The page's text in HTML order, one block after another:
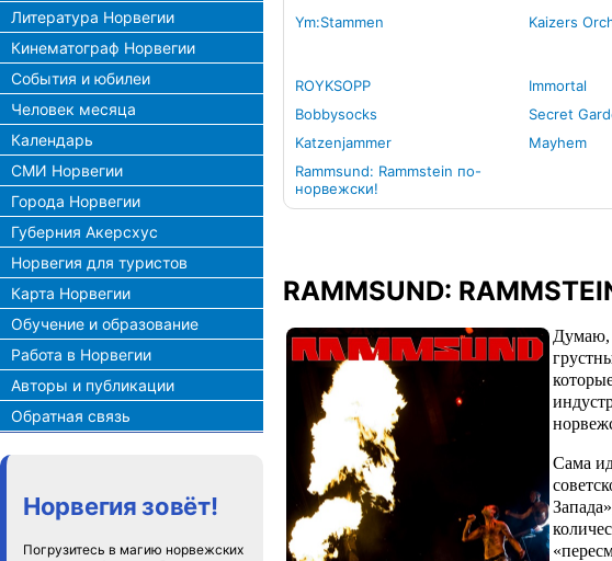
Литература Норвегии
Кинематограф Норвегии
События и юбилеи
Человек месяца
Календарь
СМИ Норвегии
Города Норвегии
Губерния Акерсхус
Норвегия для туристов
Карта Норвегии
Обучение и образование
Работа в Норвегии
Авторы и публикации
Обратная связь
Норвегия зовёт!
Погрузитесь в магию норвежских
Ym:Stammen Kaizers
ROYKSOPP Immortal
Bobbysocks
Secret
Katzenjammer
Mayhem
Rammsund: Rammstein по-
норвежски!
RAMMSUND:
Думаю,
Сама